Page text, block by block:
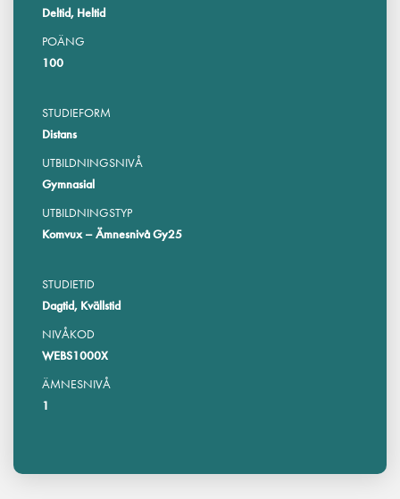
Deltid, Heltid
POÄNG
100
STUDIEFORM
Distans
UTBILDNINGSNIVÅ
Gymnasial
UTBILDNINGSTYP
Komvux – Ämnesnivå Gy25
STUDIETID
Dagtid, Kvällstid
NIVÅKOD
WEBS1000X
ÄMNESNIVÅ
1